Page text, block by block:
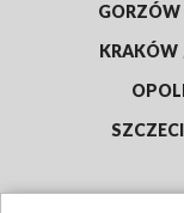
GORZÓW
KRAKÓW